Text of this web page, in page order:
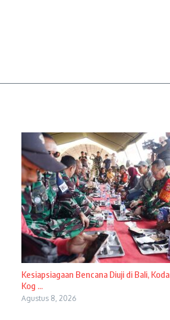
Kesiapsiagaan Bencana Diuji di Bali,
Kog ...
Agustus 8, 2026